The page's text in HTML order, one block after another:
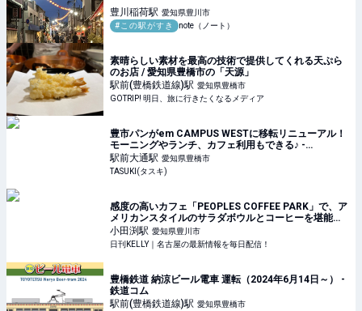
豊川稲荷駅 愛知県豊川市
#この駅がすき
note（ノート）
素晴らしい素材を最高の技術で提供してくれる天ぷら
のお店 / 愛知県豊橋市の「天源」
駅前(豊橋鉄道線)駅 愛知県豊橋市
GOTRIP! 明日、旅に行きたくなるメディア
豊市パンがem CAMPUS WESTに移転リニューアル！
モーニングやランチ、カフェ利用もできる♪ -
TASUKI(タスキ)
駅前大通駅 愛知県豊橋市
TASUKI(タスキ)
感度の高いカフェ「PEOPLES COFFEE PARK」で、ア
メリカンスタイルのサラダボウルとコーヒーを堪能
【愛知・豊川市】 | 日刊KELLY｜名古屋の最新情報を毎
日配信！
小田渕駅 愛知県豊川市
日刊KELLY｜名古屋の最新情報を毎日配信！
豊橋鉄道 納涼ビール電車 運転（2024年6月14日～） -
鉄道コム
駅前(豊橋鉄道線)駅 愛知県豊橋市